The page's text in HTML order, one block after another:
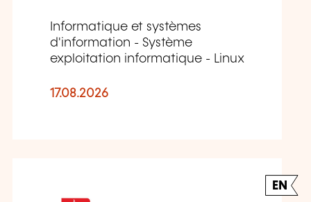
Informatique et systèmes
d'information - Système
exploitation informatique - Linux
17.08.2026
EN